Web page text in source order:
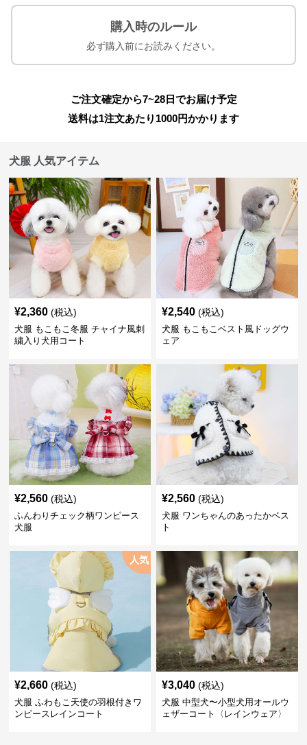
購入時のルール
必ず購入前にお読みください。
ご注文確定から7~28日でお届け予定
送料は1注文あたり 1000円かかります
犬服 人気アイテム
¥2,360 (税込)
犬服 もこもこ冬服 チャイナ風刺
繍入り犬用コート
¥2,540 (税込)
犬服 もこもこベスト風ドッグウ
ェア
¥2,560 (税込)
ふんわりチェック柄ワンピース
犬服
¥2,560 (税込)
犬服 ワンちゃんのあったかベス
ト
人気
¥2,660 (税込)
犬服 ふわもこ天使の羽根付きワ
ンピースレインコート
¥3,040 (税込)
犬服 中型犬〜小型犬用オールウ
ェザーコート〈レインウェア〉